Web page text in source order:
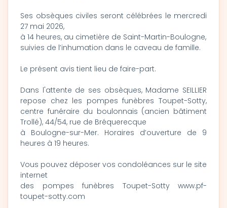
Ses obsèques civiles seront célébrées le mercredi
27 mai 2026,
à 14 heures, au cimetière de Saint-Martin-Boulogne,
suivies de l’inhumation dans le caveau de famille.
Le présent avis tient lieu de faire-part.
Dans l'attente de ses obsèques, Madame SEILLIER
repose chez les pompes funèbres Toupet-Sotty,
centre funéraire du boulonnais (ancien bâtiment
Trollé), 44/54, rue de Bréquerecque
à Boulogne-sur-Mer. Horaires d’ouverture de 9
heures à 19 heures.
Vous pouvez déposer vos condoléances sur le site
internet
des pompes funèbres Toupet-Sotty www.pf-
toupet-sotty.com